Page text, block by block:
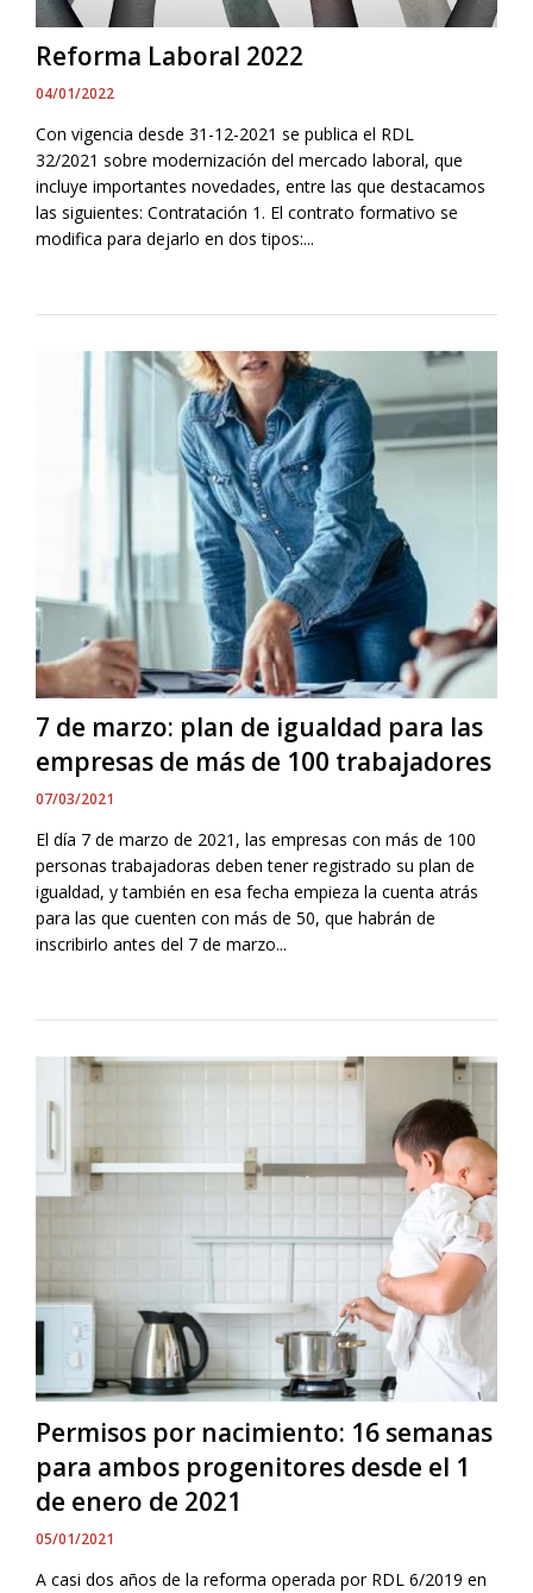
Reforma Laboral 2022
04/01/2022
Con vigencia desde 31-12-2021 se publica el RDL
32/2021 sobre modernización del mercado laboral, que
incluye importantes novedades, entre las que destacamos
las siguientes: Contratación 1. El contrato formativo se
modifica para dejarlo en dos tipos:...
7 de marzo: plan de igualdad para las
empresas de más de 100 trabajadores
07/03/2021
El día 7 de marzo de 2021, las empresas con más de 100
personas trabajadoras deben tener registrado su plan de
igualdad, y también en esa fecha empieza la cuenta atrás
para las que cuenten con más de 50, que habrán de
inscribirlo antes del 7 de marzo...
Permisos por nacimiento: 16 semanas
para ambos progenitores desde el 1
de enero de 2021
05/01/2021
A casi dos años de la reforma operada por RDL 6/2019 en